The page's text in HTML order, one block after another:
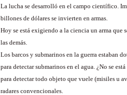
La lucha se desarrolló en el campo científico.
billones de dólares se invierten en armas.
Hoy se está exigiendo a la ciencia un arma que
las demás.
Los barcos y submarinos en la guerra estaban
para detectar submarinos en el agua. ¿No se
para detectar todo objeto que vuele (misiles u
radares convencionales.